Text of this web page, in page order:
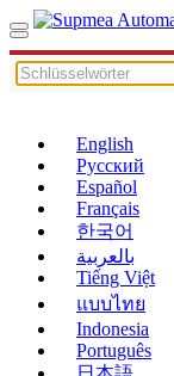
English
Русский
Español
Français
한국어
بالعربية
Tiếng Việt
แบบไทย
Indonesia
Português